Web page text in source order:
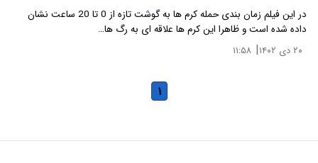
در این فیلم زمان بندی حمله کرم ها به گوشت تازه از 0 تا 20 ساعت نشان
داده شده است و ظاهرا این کرم ها علاقه ای به رگ ها…
۲۰ دی ۱۴۰۲ | ۱۱:۵۸
۱